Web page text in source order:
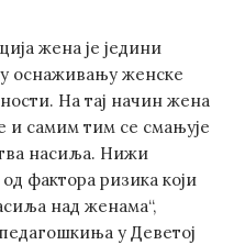
жена је једини
оснаживању женске
На тај начин жена
и самим тим се смањује
насиља. Нижи
од фактора ризика који
над женама“,
у Деветој